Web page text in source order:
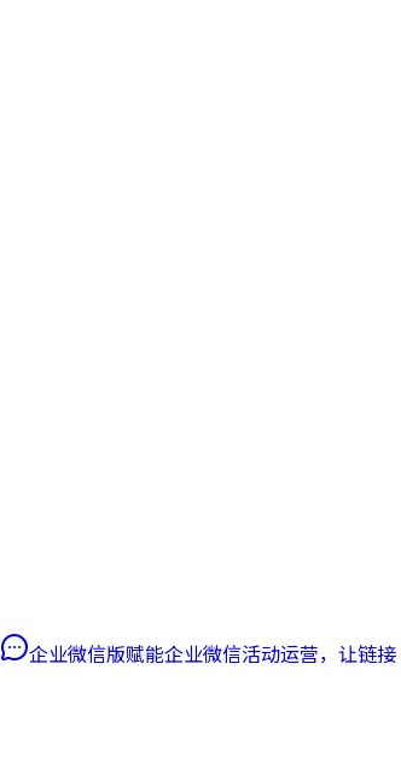
企业微信版赋能企业微信活动运营，让链接